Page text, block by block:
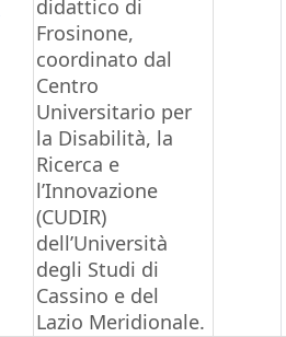
didattico di
Frosinone,
coordinato dal
Centro
Universitario per
la Disabilità, la
Ricerca e
l’Innovazione
(CUDIR)
dell’Università
degli Studi di
Cassino e del
Lazio Meridionale.